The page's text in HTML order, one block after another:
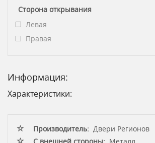
Сторона открывания
Левая
Правая
Информация:
Характеристики:
Производитель: Двери Регионов
С внешней стороны: Металл